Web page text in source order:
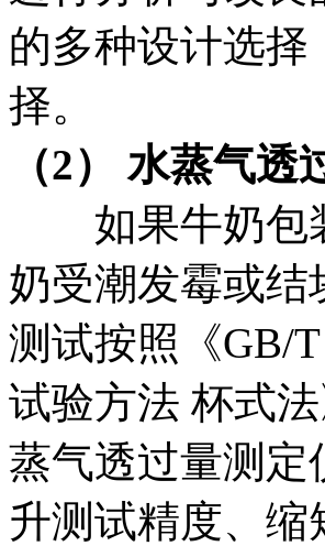
的多种设计选
择。
（2） 水蒸气透
如果牛奶包装
奶受潮发霉或
测试按照《GB/
试验方法 杯式
蒸气透过量测定
升测试精度、